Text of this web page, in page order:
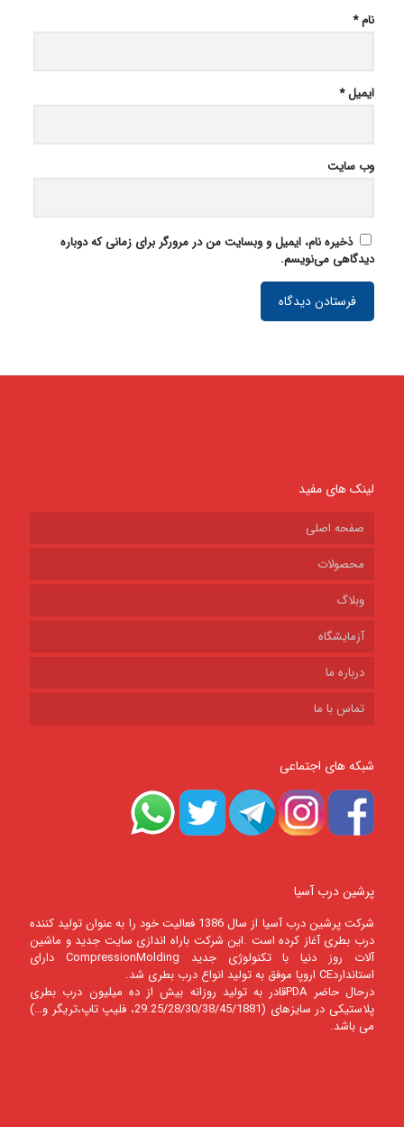
نام*
ایمیل*
وب‌ سایت
ذخیره نام، ایمیل و وبسایت من در مرورگر برای زمانی که دوباره
دیدگاهی می‌نویسم.
لینک های مفید
صفحه اصلی
محصولات
وبلاگ
آزمایشگاه
درباره ما
تماس با ما
شبکه های اجتماعی
پرشین درب آسیا
شرکت پرشين درب آسيا از سال 1386 فعالیت خود را به عنوان تولید کننده
درب بطری آغاز کرده است .این شرکت باراه اندازی سایت جدید و ماشین
آلات روز دنیا با تکنولوژی جدید CompressionMolding دارای
استانداردCE اروپا موفق به تولید انواع درب بطری شد.
درحال حاضر PDAقادر به تولید روزانه بیش از ده میلیون درب بطری
پلاستیکی در سایزهای (29.25/28/30/38/45/1881، فلیپ تاپ،تریگر و…)
می باشد.